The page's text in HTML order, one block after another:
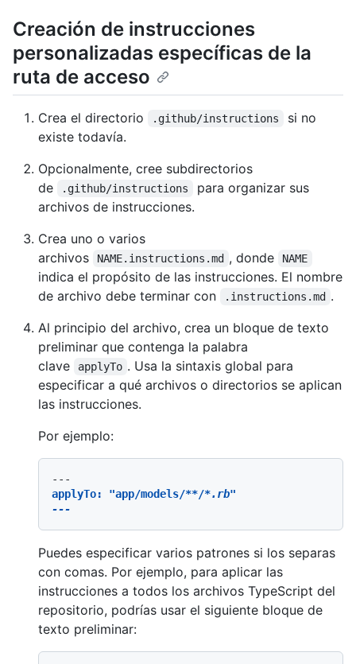
Creación de instrucciones
personalizadas específicas de la
ruta de acceso
Crea el directorio .github/instructions
si no
existe todavía.
Opcionalmente, cree subdirectorios
de
.github/instructions
para organizar sus
archivos de instrucciones.
Crea uno o varios
archivos
NAME.instructions.md , donde NAME
indica el propósito de las instrucciones. El nombre
de archivo debe terminar con
.instructions.md .
Al principio del archivo, crea un bloque de texto
preliminar que contenga la palabra
clave
applyTo . Usa la sintaxis global para
especificar a qué archivos o directorios se aplican
las instrucciones.
Por ejemplo:
applyTo: "app/models/**/*.rb"
Puedes especificar varios patrones si los separas
con comas. Por ejemplo, para aplicar las
instrucciones a todos los archivos TypeScript del
repositorio, podrías usar el siguiente bloque de
texto preliminar: